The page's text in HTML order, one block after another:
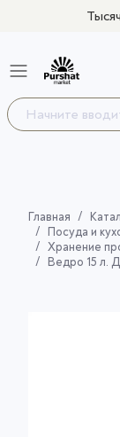
Главная
Посуда и
Хранение
Ведро 15 л.